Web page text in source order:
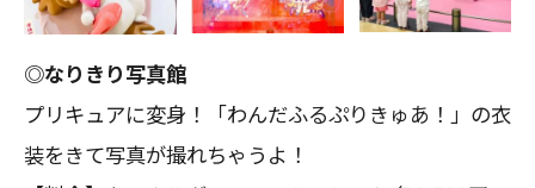
◎なりきり写真館
プリキュアに変身！「わんだふるぷりきゅあ！」の衣
装をきて写真が撮れちゃうよ！